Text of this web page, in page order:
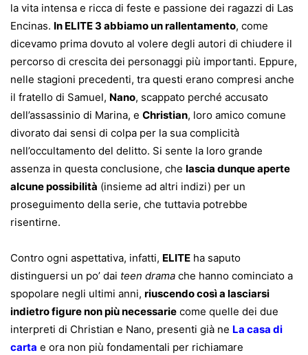
la vita intensa e ricca di feste e passione dei ragazzi di Las
Encinas. In ELITE 3 abbiamo un rallentamento, come
dicevamo prima dovuto al volere degli autori di chiudere il
percorso di crescita dei personaggi più importanti. Eppure,
nelle stagioni precedenti, tra questi erano compresi anche
il fratello di Samuel, Nano, scappato perché accusato
dell’assassinio di Marina, e Christian, loro amico comune
divorato dai sensi di colpa per la sua complicità
nell’occultamento del delitto. Si sente la loro grande
assenza in questa conclusione, che lascia dunque aperte
alcune possibilità (insieme ad altri indizi) per un
proseguimento della serie, che tuttavia potrebbe
risentirne.
Contro ogni aspettativa, infatti, ELITE ha saputo
distinguersi un po’ dai teen drama che hanno cominciato a
spopolare negli ultimi anni, riuscendo così a lasciarsi
indietro figure non più necessarie come quelle dei due
interpreti di Christian e Nano, presenti già ne La casa di
carta e ora non più fondamentali per richiamare